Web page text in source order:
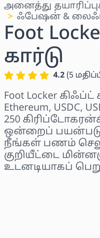
அனைத்து
ஃபேஷன் &
Foot
கார்டு
4.2 (5
Foot Locker
Ethereum, USDC,
250
ஒன்றைப்
நீங்கள் பணம்
குறியீட்டை
உடனடியாகப்